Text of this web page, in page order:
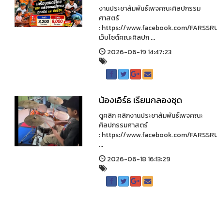
งานประชาสัมพันธ์เพจคณะศิลปกรรม
ศาสตร์
: https://www.facebook.com/
เว็บไซต์คณะศิลปก ...
2026-06-19 14:47:23
น้องเอิร์ธ เรียนกลองชุด
ดูคลิก คลิกงานประชาสัมพันธ์เพจคณะ
ศิลปกรรมศาสตร์
: https://www.facebook.com/
...
2026-06-18 16:13:29